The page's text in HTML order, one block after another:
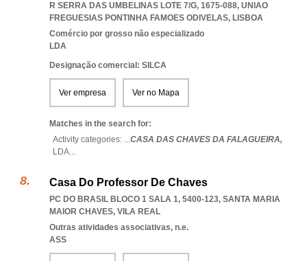
R SERRA DAS UMBELINAS LOTE 7/G, 1675-088, UNIAO
FREGUESIAS PONTINHA FAMOES ODIVELAS, LISBOA
Comércio por grosso não especializado
LDA
Designação comercial: SILCA
Ver empresa Ver no Mapa
Matches in the search for:
Activity categories: ...CASA DAS CHAVES DA FALAGUEIRA,
LDA...
Casa Do Professor De Chaves
PC DO BRASIL BLOCO 1 SALA 1, 5400-123, SANTA MARIA
MAIOR CHAVES, VILA REAL
Outras atividades associativas, n.e.
ASS